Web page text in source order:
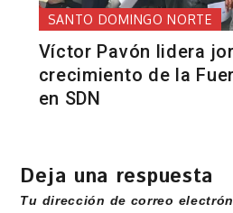
SANTO DOMINGO NORTE
Víctor Pavón lidera
crecimiento de la
en SDN
Deja una respuesta
Tu dirección de correo